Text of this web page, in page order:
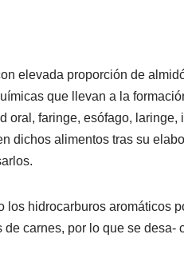
elevada proporción de
que llevan a la
oral, faringe, esófago,
dichos alimentos tras su
los hidrocarburos aromáticos
de carnes, por lo que se desa-